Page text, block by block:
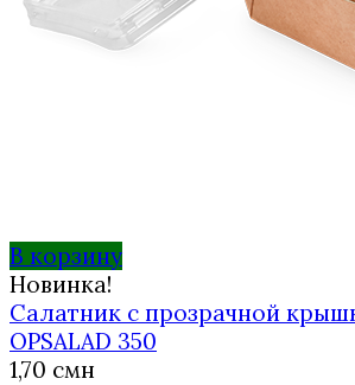
В корзину
Новинка!
Салатник с прозрачной
OPSALAD 350
1,70 смн